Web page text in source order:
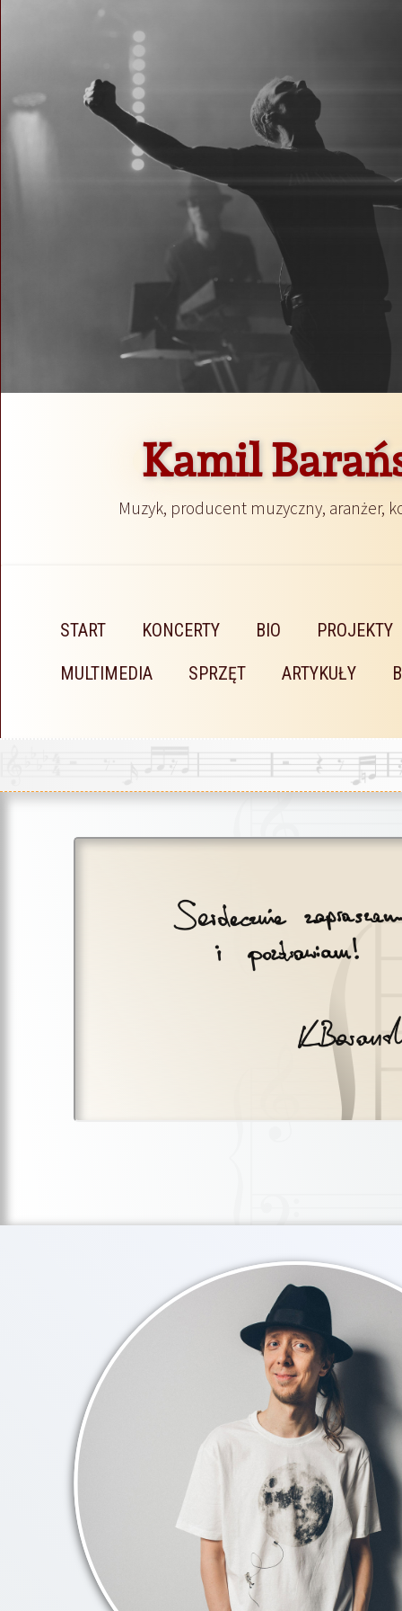
Kamil
Muzyk, producent muzyczny, aranżer,
START KONCERTY BIO
PROJEKTY
MULTIMEDIA
SPRZĘT ARTYKUŁY